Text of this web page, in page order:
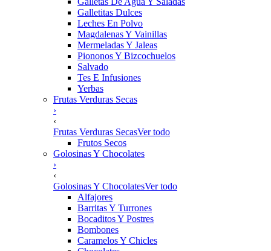
Galletitas Dulces
Leches En Polvo
Magdalenas Y Vainillas
Mermeladas Y Jaleas
Piononos Y Bizcochuelos
Salvado
Tes E Infusiones
Yerbas
Frutas Verduras Secas
›
‹
Frutas Verduras SecasVer todo
Frutos Secos
Golosinas Y Chocolates
›
‹
Golosinas Y ChocolatesVer todo
Alfajores
Barritas Y Turrones
Bocaditos Y Postres
Bombones
Caramelos Y Chicles